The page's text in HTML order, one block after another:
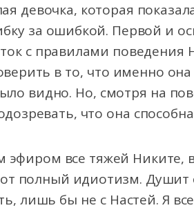
девочка, которая
за ошибкой. Первой и
с правилами
в то, что именно
видно. Но, смотря на
что она
эфиром все тяжей Никите,
полный идиотизм. Душит
лишь бы не с Настей. Я